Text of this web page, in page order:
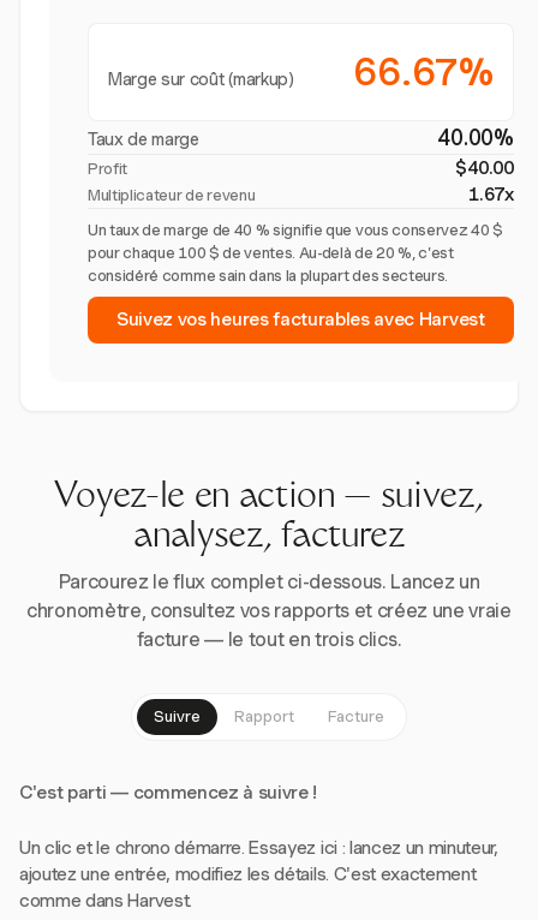
Marge sur coût (markup) 66.67%
Taux de marge 40.00%
Profit $40.00
Multiplicateur de revenu 1.67x
Un taux de marge de 40 % signifie que vous conservez 40 $
pour chaque 100 $ de ventes. Au-delà de 20 %, c'est
considéré comme sain dans la plupart des secteurs.
Suivez vos heures facturables avec Harvest
Voyez-le en action — suivez,
analysez, facturez
Parcourez le flux complet ci-dessous. Lancez un
chronomètre, consultez vos rapports et créez une vraie
facture — le tout en trois clics.
Suivre Rapport Facture
C'est parti — commencez à suivre !
Un clic et le chrono démarre. Essayez ici : lancez un minuteur,
ajoutez une entrée, modifiez les détails. C'est exactement
comme dans Harvest.